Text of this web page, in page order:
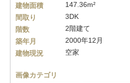
建物面積
147.36m²
間取り
3DK
階数
2階建て
築年月
2000年12月
建物現況
空家
画像カテゴリ